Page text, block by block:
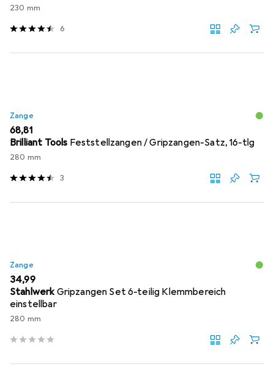
230 mm
6
Zange
EUR
68,81
Brilliant Tools Feststellzangen / Gripzangen-Satz, 16-tlg
280 mm
3
Zange
EUR
34,99
StahlwerkGripzangen Set 6-teilig Klemmbereich
einstellbar
280 mm